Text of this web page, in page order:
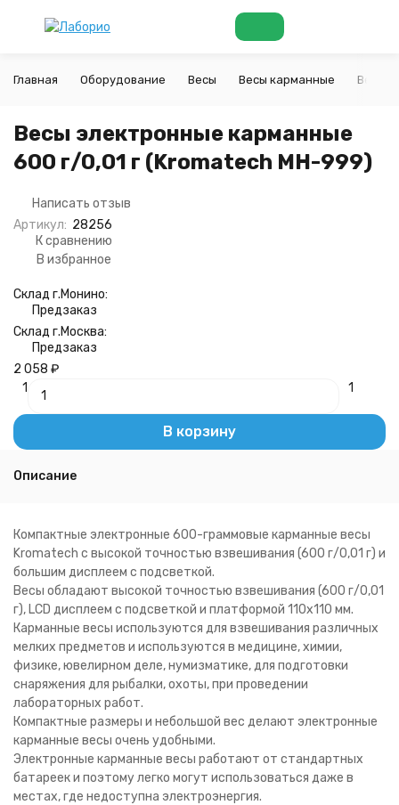
Главная Оборудование Весы Весы карманные Весы
Весы электронные карманные
600 г/0,01 г (Kromatech MH-999)
Написать отзыв
Артикул: 28256
К сравнению
В избранное
Склад г.Монино:
Предзаказ
Склад г.Москва:
Предзаказ
2 058 ₽
1
1
В корзину
Описание
Компактные электронные 600-граммовые карманные весы
Kromatech с высокой точностью взвешивания (600 г/0,01 г) и
большим дисплеем с подсветкой.
Весы обладают высокой точностью взвешивания (600 г/0,01
г), LCD дисплеем с подсветкой и платформой 110х110 мм.
Карманные весы используются для взвешивания различных
мелких предметов и используются в медицине, химии,
физике, ювелирном деле, нумизматике, для подготовки
снаряжения для рыбалки, охоты, при проведении
лабораторных работ.
Компактные размеры и небольшой вес делают электронные
карманные весы очень удобными.
Электронные карманные весы работают от стандартных
батареек и поэтому легко могут использоваться даже в
местах, где недоступна электроэнергия.